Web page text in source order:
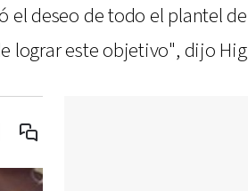
deseo de todo el plantel
lograr este objetivo", dijo